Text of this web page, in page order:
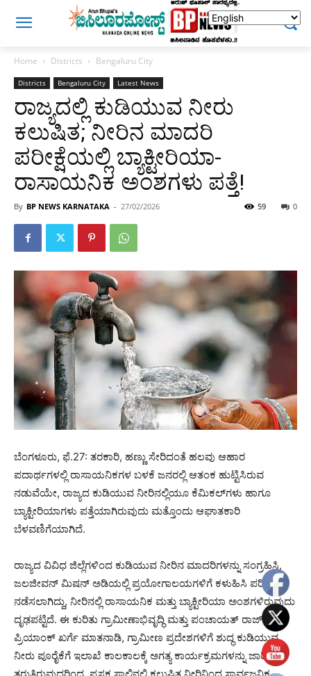
Home Districts Bengaluru City
Districts Bengaluru City Latest News
ರಾಜ್ಯದಲ್ಲಿ ಕುಡಿಯುವ ನೀರು
ಕಲುಷಿತ; ನೀರಿನ ಮಾದರಿ
ಪರೀಕ್ಷೆಯಲ್ಲಿ ಬ್ಯಾಕ್ಟೀರಿಯಾ-
ರಾಸಾಯನಿಕ ಅಂಶಗಳು ಪತ್ತೆ!
By BP NEWS KARNATAKA - 27/02/2026 0
59
ಬೆಂಗಳೂರು, ಫೆ.27: ತರಕಾರಿ, ಹಣ್ಣು ಸೇರಿದಂತೆ ಹಲವು ಆಹಾರ
ಪದಾರ್ಥಗಳಲ್ಲಿ ರಾಸಾಯನಿಕಗಳ ಬಳಕೆ ಜನರಲ್ಲಿ ಆತಂಕ ಹುಟ್ಟಿಸಿರುವ
ನಡುವೆಯೇ, ರಾಜ್ಯದ ಕುಡಿಯುವ ನೀರಿನಲ್ಲಿಯೂ ಕೆಮಿಕಲ್‌ಗಳು ಹಾಗೂ
ಬ್ಯಾಕ್ಟೀರಿಯಾಗಳು ಪತ್ತೆಯಾಗಿರುವುದು ಮತ್ತೊಂದು ಆಘಾತಕಾರಿ
ಬೆಳವಣಿಗೆಯಾಗಿದೆ.
ರಾಜ್ಯದ ವಿವಿಧ ಜಿಲ್ಲೆಗಳಿಂದ ಕುಡಿಯುವ ನೀರಿನ ಮಾದರಿಗಳನ್ನು ಸಂಗ್ರಹಿಸಿ,
ಜಲಜೀವನ್ ಮಿಷನ್ ಅಡಿಯಲ್ಲಿ ಪ್ರಯೋಗಾಲಯಗಳಿಗೆ ಕಳುಹಿಸಿ ಪರೀಕ್ಷೆ
ನಡೆಸಲಾಗಿದ್ದು, ನೀರಿನಲ್ಲಿ ರಾಸಾಯನಿಕ ಮತ್ತು ಬ್ಯಾಕ್ಟೀರಿಯಾ ಅಂಶಗಳಿರುವುದು
ದೃಢಪಟ್ಟಿದೆ. ಈ ಕುರಿತು ಗ್ರಾಮೀಣಾಭಿವೃದ್ಧಿ ಮತ್ತು ಪಂಚಾಯತ್ ರಾಜ್ ಸಚಿವ
ಪ್ರಿಯಾಂಕ್ ಖರ್ಗೆ ಮಾತನಾಡಿ, ಗ್ರಾಮೀಣ ಪ್ರದೇಶಗಳಿಗೆ ಶುದ್ಧ ಕುಡಿಯುವ
ನೀರು ಪೂರೈಕೆಗೆ ಇಲಾಖೆ ಕಾಲಕಾಲಕ್ಕೆ ಅಗತ್ಯ ಕಾರ್ಯಕ್ರಮಗಳನ್ನು ಜಾರಿಗೆ